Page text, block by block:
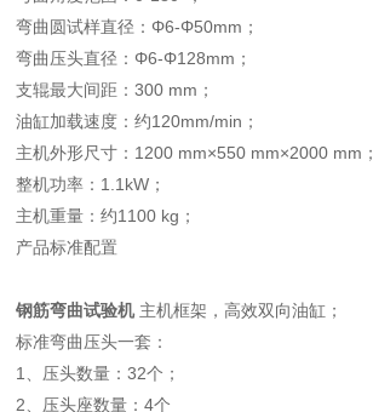
弯曲圆试样直径：Φ6-Φ50mm；
弯曲压头直径：Φ6-Φ128mm；
支辊最大间距：300 mm；
油缸加载速度：约120mm/min；
主机外形尺寸：1200 mm×550 mm×2000 mm；
整机功率：1.1kW；
主机重量：约1100 kg；
产品标准配置
钢筋弯曲试验机 主机框架，高效双向油缸；
标准弯曲压头一套：
1、压头数量：32个；
2、压头座数量：4个